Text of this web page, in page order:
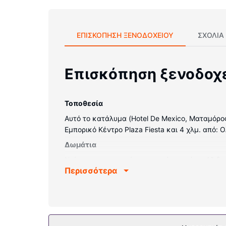
ΕΠΙΣΚΌΠΗΣΗ ΞΕΝΟΔΟΧΕΊΟΥ ΣΧΌΛΙΑ
Επισκόπηση
Τοποθεσία
Αυτό το κατάλυμα (Hotel De Mexico,
Εμπορικό Κέντρο Plaza Fiesta και 4 χλμ. από:
Δωμάτια
διαθέτουν ντουζιέρες με ντους βροχής. Οι
Άλλες παροχές
Περισσότερα